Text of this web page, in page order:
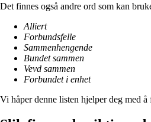
Det finnes også andre ord som kan
Alliert
Forbundsfelle
Sammenhengende
Bundet sammen
Vevd sammen
Forbundet i enhet
Vi håper denne listen hjelper deg med